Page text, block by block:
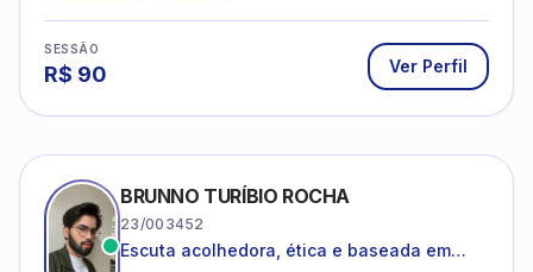
SESSÃO
R$ 90 Ver Perfil
BRUNNO TURÍBIO ROCHA
23/003452
Escuta acolhedora, ética e baseada em